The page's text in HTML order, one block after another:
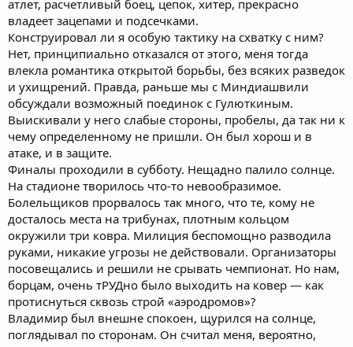
атлет, расчетливый боец, цепок, хитер, прекрасно
владеет зацепами и подсечками.
Конструировал ли я особую тактику на схватку с ним?
Нет, принципиально отказался от этого, меня тогда
влекла романтика открытой борьбы, без всяких разведок
и ухищрений. Правда, раньше мы с Миндиашвили
обсуждали возможный поединок с Гулюткиным.
Выискивали у него слабые стороны, пробелы, да так ни к
чему определенному не пришли. Он был хорош и в
атаке, и в защите.
Финалы проходили в субботу. Нещадно палило солнце.
На стадионе творилось что-то невообразимое.
Болельщиков прорвалось так много, что те, кому не
досталось места на трибунах, плотным кольцом
окружили три ковра. Милиция беспомощно разводила
руками, никакие угрозы не действовали. Организаторы
посовещались и решили не срывать чемпионат. Но нам,
борцам, очень тРУДно было выходить на ковер — как
протиснуться сквозь строй «аэродромов»?
Владимир был внешне спокоен, щурился на солнце,
поглядывал по сторонам. Он считал меня, вероятно,